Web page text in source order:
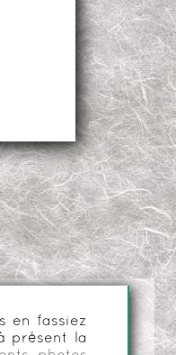
en fassiez
présent la